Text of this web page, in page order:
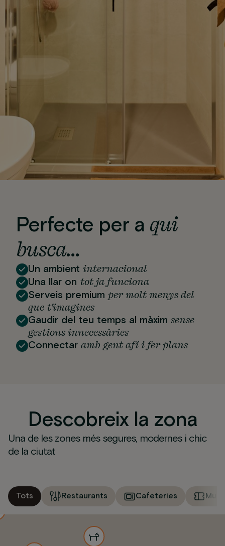
Perfecte per a qui
busca…
Un ambient internacional
Una llar on tot ja funciona
Serveis premium per molt menys del
que t'imagines
Gaudir del teu temps al màxim sense
gestions innecessàries
Connectar amb gent afí i fer plans
Descobreix la zona
Una de les zones més segures, modernes i chic
de la ciutat
Tots Restaurants Cafeteries